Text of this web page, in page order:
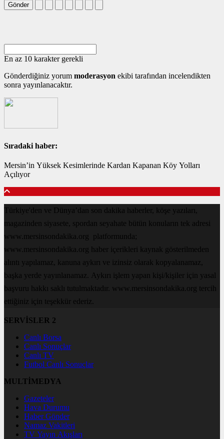
Gönder
En az 10 karakter gerekli
Gönderdiğiniz yorum moderasyon ekibi tarafından incelendikten
sonra yayınlanacaktır.
Sıradaki haber:
Mersin’in Yüksek Kesimlerinde Kardan Kapanan Köy Yolları
Açılıyor
Türkiye'den ve Dünya’dan son dakika haberler, köşe yazıları,
magazinden siyasete, spordan seyahate bütün konuların tek adresi
www.mersinsondakika.org platformunda;
www.mersinsondakika.org haber içerikleri kaynak gösterilmeden
alıntı yapılamaz, kanuna aykırı ve izinsiz olarak kopyalanamaz,
başka yerde yayınlanamaz. Aykırı işlem yapan kişi/kişiler için yasal
başvuru hakkı saklı tutulmaktadır. www.mersinsondakika.org tercih
ettiğiniz için teşekkür ederiz.
SERVİSLER 2
Canlı Borsa
Canlı Sonuçlar
Canlı TV
Futbol Canlı Sonuçlar
MULTİMEDYA
Gazeteler
Hava Durumu
Haber Gönder
Namaz Vakitleri
TV Yayın Akışları